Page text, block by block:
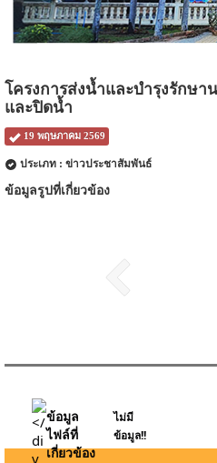
โครงการส่งน้ำและบำรุงรักษ
และปิดน้ำ
19 พฤษภาคม 2569
ประเภท : ข่าวประชาสัมพันธ์
ข้อมูลรูปที่เกี่ยวข้อง
ข้อมูล
ไฟล์ที่
เกี่ยวข้อง
ไม่มี
ข้อมูล!!